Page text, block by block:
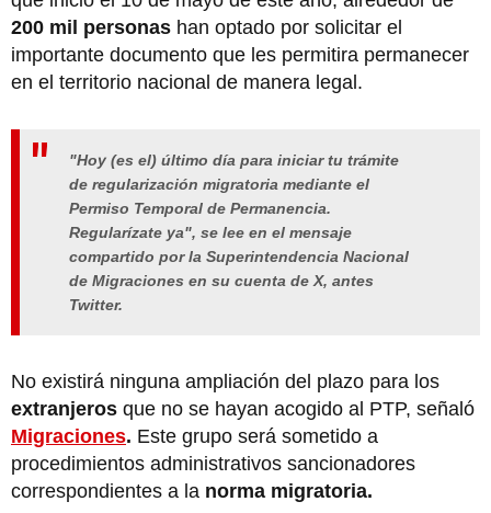
200 mil personas han optado por solicitar el
importante documento que les permitira permanecer
en el territorio nacional de manera legal.
"Hoy (es el) último día para iniciar tu trámite
de regularización migratoria mediante el
Permiso Temporal de Permanencia.
Regularízate ya", se lee en el mensaje
compartido por la Superintendencia Nacional
de Migraciones en su cuenta de X, antes
Twitter.
No existirá ninguna ampliación del plazo para los
extranjeros que no se hayan acogido al PTP, señaló
Migraciones. Este grupo será sometido a
procedimientos administrativos sancionadores
correspondientes a la norma migratoria.